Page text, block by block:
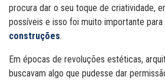
procura dar o seu toque de criatividade,
possíveis e isso foi muito importante para
construções.
Em épocas de revoluções estéticas,
buscavam algo que pudesse dar